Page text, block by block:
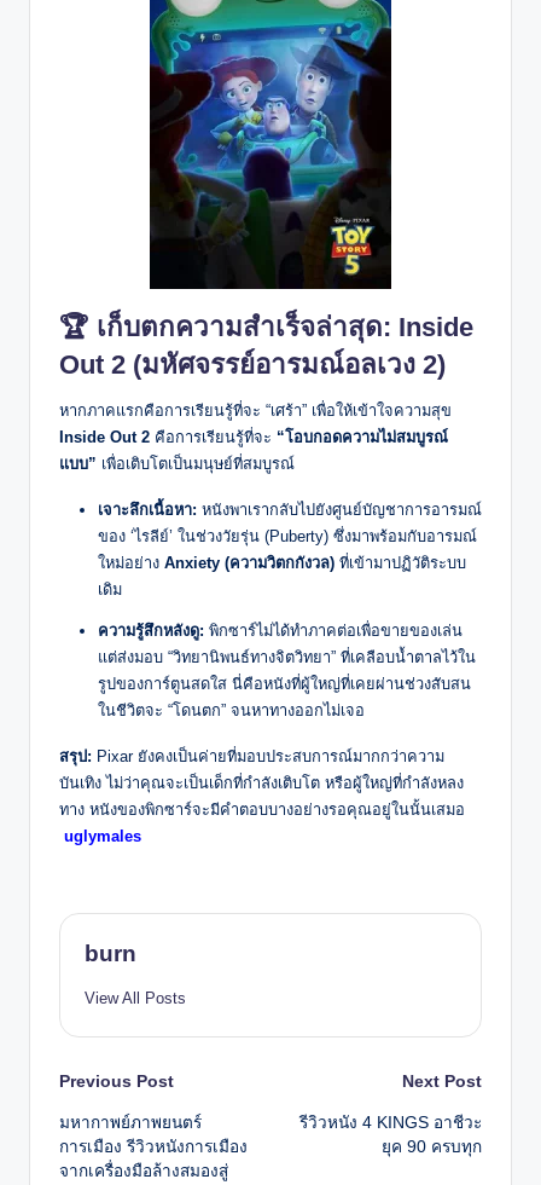
🏆 เก็บตกความสำเร็จล่าสุด: Inside
Out 2 (มหัศจรรย์อารมณ์อลเวง 2)
หากภาคแรกคือการเรียนรู้ที่จะ “เศร้า” เพื่อให้เข้าใจความสุข
Inside Out 2 คือการเรียนรู้ที่จะ “โอบกอดความไม่สมบูรณ์
แบบ” เพื่อเติบโตเป็นมนุษย์ที่สมบูรณ์
เจาะลึกเนื้อหา: หนังพาเรากลับไปยังศูนย์บัญชาการอารมณ์
ของ ‘ไรลีย์’ ในช่วงวัยรุ่น (Puberty) ซึ่งมาพร้อมกับอารมณ์
ใหม่อย่าง Anxiety (ความวิตกกังวล) ที่เข้ามาปฏิวัติระบบ
เดิม
ความรู้สึกหลังดู: พิกซาร์ไม่ได้ทำภาคต่อเพื่อขายของเล่น
แต่ส่งมอบ “วิทยานิพนธ์ทางจิตวิทยา” ที่เคลือบน้ำตาลไว้ใน
รูปของการ์ตูนสดใส นี่คือหนังที่ผู้ใหญ่ที่เคยผ่านช่วงสับสน
ในชีวิตจะ “โดนตก” จนหาทางออกไม่เจอ
สรุป: Pixar ยังคงเป็นค่ายที่มอบประสบการณ์มากกว่าความ
บันเทิง ไม่ว่าคุณจะเป็นเด็กที่กำลังเติบโต หรือผู้ใหญ่ที่กำลังหลง
ทาง หนังของพิกซาร์จะมีคำตอบบางอย่างรอคุณอยู่ในนั้นเสมอ
uglymales
burn
View All Posts
Post
navigation
Previous Post
มหากาพย์ภาพยนตร์
การเมือง รีวิวหนังการเมือง
จากเครื่องมือล้างสมองสู่
Next Post
รีวิวหนัง 4 KINGS อาชีวะ
ยุค 90 ครบทุก